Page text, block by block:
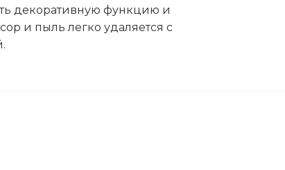
декоративную функцию и
и пыль легко удаляется с